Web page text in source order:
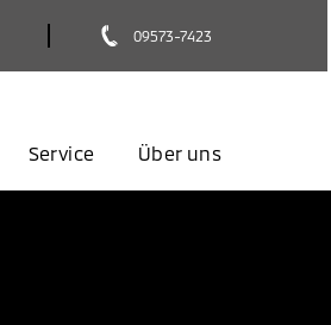
09573-7423
Service Über uns